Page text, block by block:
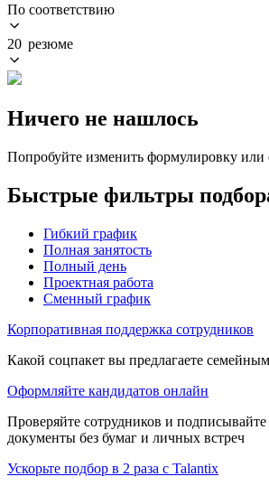
По соответствию
20 резюме
Ничего не нашлось
Попробуйте изменить формулировку или
Быстрые фильтры
Гибкий график
Полная занятость
Полный день
Проектная работа
Сменный график
Корпоративная поддержка сотрудников
Какой соцпакет вы предлагаете
Оформляйте кандидатов онлайн
Проверяйте сотрудников и
документы без бумаг и личных встреч
Ускорьте подбор в 2 раза с Talantix